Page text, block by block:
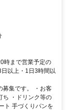
時まで営業予定の
以上・1日3時間以
募集です。 ・お客
ち ・ドリンク等の
ト 手づくりパンを